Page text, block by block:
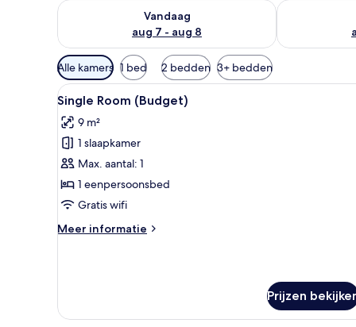
Vandaag
aug 7 - aug 8
De beschikbaarheid controleren voor vanavond aug
De
Beschikbare
filters
voor
kamers
Alle kamers 1 bed 2 bedden 3+ bedden
Alle
foto's
voor
Single
Room
(Budget)
laden
Een opgemaakt bed met
2
Single Room (Budget)
9 m²
1 slaapkamer
Max. aantal: 1
1 eenpersoonsbed
Gratis wifi
Meer informatie
Meer
Prijzen